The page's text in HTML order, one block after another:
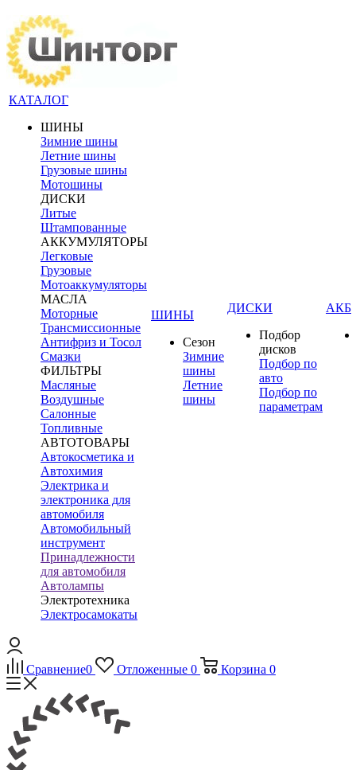
КАТАЛОГ
ШИНЫ
Зимние шины
Летние шины
Грузовые шины
Мотошины
ДИСКИ
Литые
Штампованные
АККУМУЛЯТОРЫ
Легковые
Грузовые
Мотоаккумуляторы
МАСЛА
Моторные
Трансмиссионные
Антифриз и Тосол
Смазки
ФИЛЬТРЫ
Масляные
Воздушные
Салонные
Топливные
АВТОТОВАРЫ
Автокосметика и
Автохимия
Электрика и
электроника для
автомобиля
Автомобильный
инструмент
Принадлежности
для автомобиля
Автолампы
Электротехника
Электросамокаты
ШИНЫ
Сезон
Зимние
шины
Летние
шины
ДИСКИ
Подбор
дисков
Подбор по
авто
Подбор по
параметрам
АКБ
Сравнение0 Отложенные 0 Корзина 0